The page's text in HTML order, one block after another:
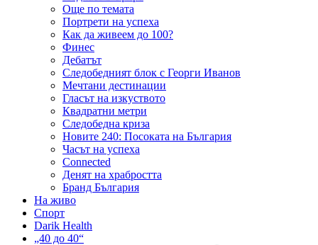
Още по темата
Портрети на успеха
Как да живеем до 100?
Финес
Дебатът
Следобедният блок с Георги Иванов
Мечтани дестинации
Гласът на изкуството
Квадратни метри
Следобедна криза
Новите 240: Посоката на България
Часът на успеха
Connected
Денят на храбростта
Бранд България
На живо
Спорт
Darik Health
„40 до 40“